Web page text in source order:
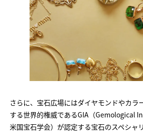
さらに、宝石広場にはダイヤモンドやカラ
する世界的権威であるGIA（Gemological
米国宝石学会）が認定する宝石のスペシャ